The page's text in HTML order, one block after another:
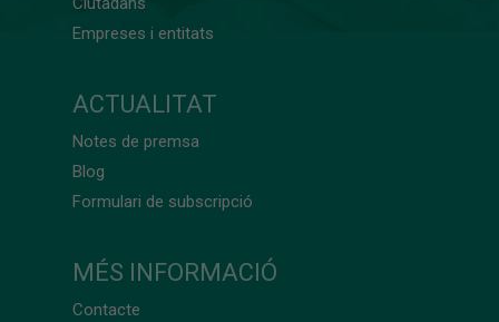
Empreses i entitats
ACTUALITAT
Notes de premsa
Blog
Formulari de subscripció
MÉS INFORMACIÓ
Contacte